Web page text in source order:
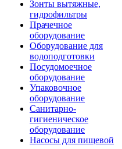
Зонты вытяжные,
гидрофильтры
Прачечное
оборудование
Оборудование для
водоподготовки
Посудомоечное
оборудование
Упаковочное
оборудование
Санитарно-
гигиеническое
оборудование
Насосы для пищевой